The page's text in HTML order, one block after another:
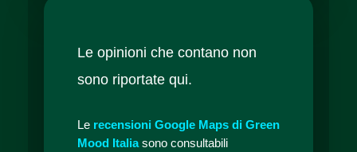
Le opinioni che contano non
sono riportate qui.
Le recensioni Google Maps di Green
Mood Italia sono consultabili